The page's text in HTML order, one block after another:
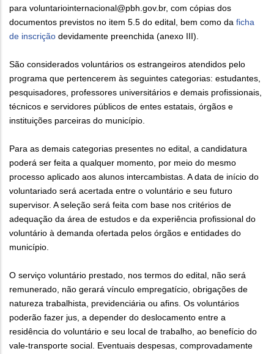
para voluntariointernacional@pbh.gov.br, com cópias dos
documentos previstos no item 5.5 do edital, bem como da ficha
de inscrição devidamente preenchida (anexo III).
São considerados voluntários os estrangeiros atendidos pelo
programa que pertencerem às seguintes categorias: estudantes,
pesquisadores, professores universitários e demais profissionais,
técnicos e servidores públicos de entes estatais, órgãos e
instituições parceiras do município.
Para as demais categorias presentes no edital, a candidatura
poderá ser feita a qualquer momento, por meio do mesmo
processo aplicado aos alunos intercambistas. A data de início do
voluntariado será acertada entre o voluntário e seu futuro
supervisor. A seleção será feita com base nos critérios de
adequação da área de estudos e da experiência profissional do
voluntário à demanda ofertada pelos órgãos e entidades do
município.
O serviço voluntário prestado, nos termos do edital, não será
remunerado, não gerará vínculo empregatício, obrigações de
natureza trabalhista, previdenciária ou afins. Os voluntários
poderão fazer jus, a depender do deslocamento entre a
residência do voluntário e seu local de trabalho, ao benefício do
vale-transporte social. Eventuais despesas, comprovadamente